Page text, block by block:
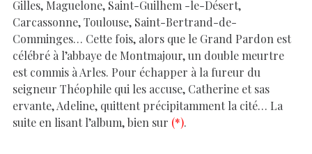
Gilles, Maguelone, Saint-Guilhem -le-Désert,
Carcassonne, Toulouse, Saint-Bertrand-de-
Comminges… Cette fois, alors que le Grand Pardon est
célébré à l’abbaye de Montmajour, un double meurtre
est commis à Arles. Pour échapper à la fureur du
seigneur Théophile qui les accuse, Catherine et sas
ervante, Adeline, quittent précipitamment la cité… La
suite en lisant l’album, bien sur (*).